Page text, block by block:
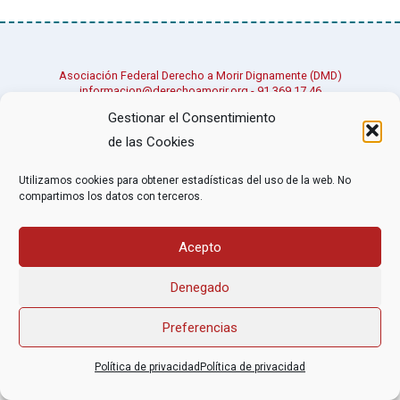
Gestionar el Consentimiento
de las Cookies
Utilizamos cookies para obtener estadísticas del uso de la web. No
compartimos los datos con terceros.
Acepto
Denegado
Preferencias
Política de privacidad Política de privacidad
Asociación Federal Derecho a Morir Dignamente (DMD)
informacion@derechoamorir.org - 91 369 17 46